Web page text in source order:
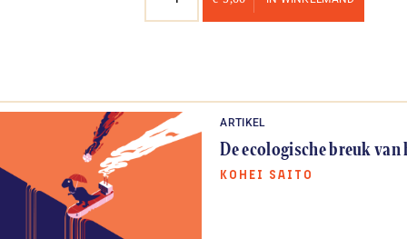
aantal
ARTIKEL
De ecologische breuk
KOHEI SAITO